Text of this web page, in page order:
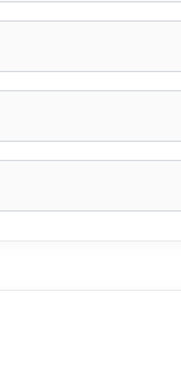
یک انتخاب عالی برای